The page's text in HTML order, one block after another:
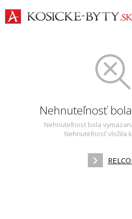
Nehnuteľnosť
Nehnuteľnosť bola
Nehnuteľnosť vložila